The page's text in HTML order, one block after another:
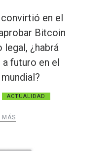
en el
Bitcoin
¿habrá
futuro en el
ACTUALIDAD
MÁS